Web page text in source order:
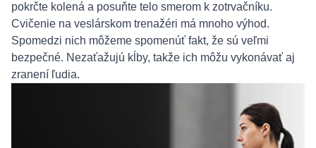
pokrčte kolená a posuňte telo smerom k zotrvačníku.
Cvičenie na veslárskom trenažéri má mnoho výhod.
Spomedzi nich môžeme spomenúť fakt, že sú veľmi
bezpečné. Nezaťažujú kĺby, takže ich môžu vykonávať aj
zranení ľudia.